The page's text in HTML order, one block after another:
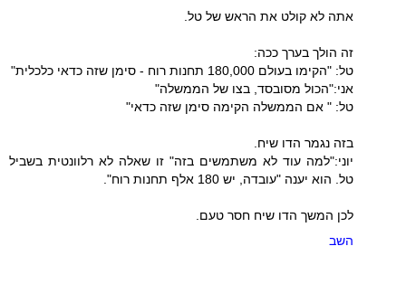
אתה לא קולט את הראש של טל.
זה הולך בערך ככה:
טל: "הקימו בעולם 180,000 תחנות רוח - סימן שזה כדאי כלכלית"
אני:"הכול מסובסד, בצו של הממשלה"
טל: " אם הממשלה הקימה סימן שזה כדאי"
בזה נגמר הדו שיח.
יוני:"למה עוד לא משתמשים בזה" זו שאלה לא רלוונטית בשביל
טל. הוא יענה "עובדה, יש 180 אלף תחנות רוח".
לכן המשך הדו שיח חסר טעם.
השב